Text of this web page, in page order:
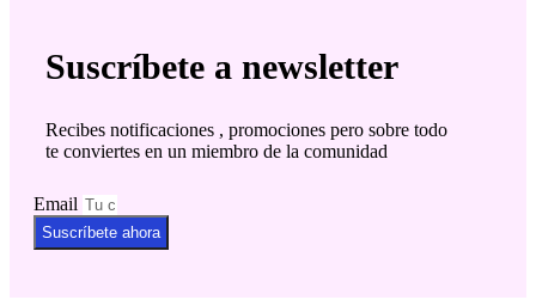
Suscríbete a newsletter
Recibes notificaciones , promociones pero sobre todo
te conviertes en un miembro de la comunidad
Email
Suscríbete ahora